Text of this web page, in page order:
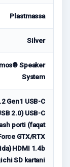
Plastmassa
Silver
Speaker
System
Gen1 USB-C
2.0) USB-C
porti (faqat
GTX/RTX
HDMI 1.4b
SD kartani